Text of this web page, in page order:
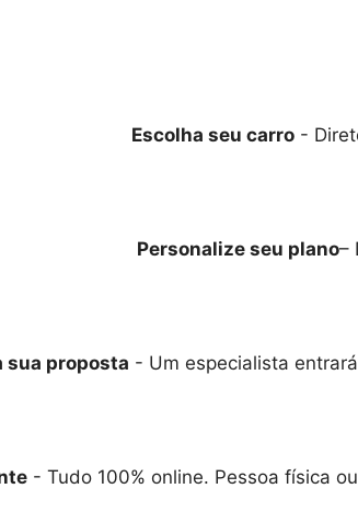
Escolha seu carro -
Personalize seu plano–
sua proposta - Um especialista
- Tudo 100% online. Pessoa física